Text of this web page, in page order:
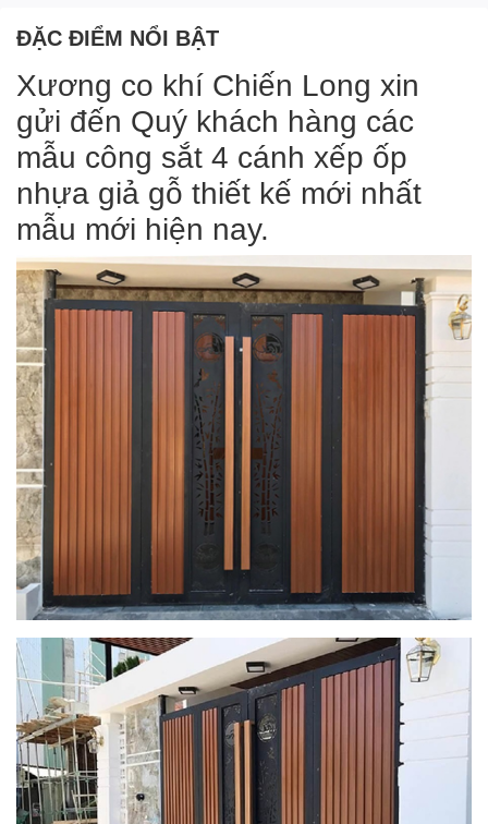
ĐẶC ĐIỂM NỔI BẬT
Xương co khí Chiến Long xin
gửi đến Quý khách hàng các
mẫu công sắt 4 cánh xếp ốp
nhựa giả gỗ thiết kế mới nhất
mẫu mới hiện nay.